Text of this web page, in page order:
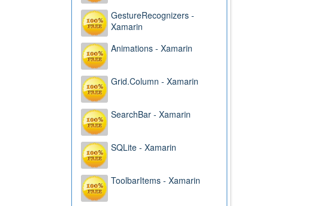
GestureRecognizers -
Xamarin
Animations - Xamarin
Grid.Column - Xamarin
SearchBar - Xamarin
SQLite - Xamarin
ToolbarItems - Xamarin